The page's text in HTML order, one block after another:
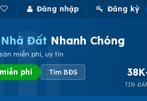
Đăng nhập Đăng ký
Nhà Đất Nhanh Chóng
miễn phí, uy tín
phí Tìm BĐS
TIN